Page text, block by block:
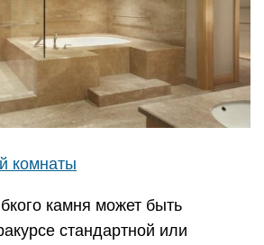
комнаты
камня может быть
стандартной или